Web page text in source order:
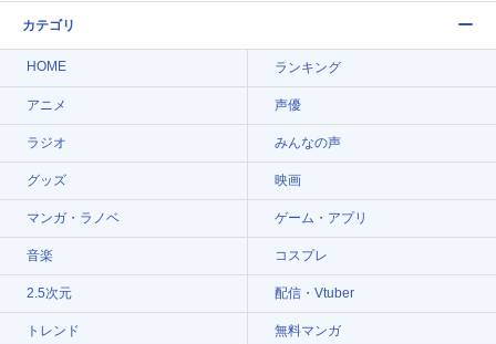
カテゴリ
HOME ランキング
アニメ 声優
ラジオ みんなの声
グッズ 映画
マンガ・ラノベ ゲーム・アプリ
音楽 コスプレ
2.5次元 配信・Vtuber
トレンド 無料マンガ